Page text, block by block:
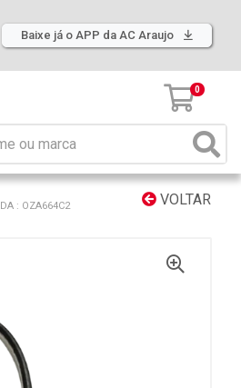
Baixe já o APP da AC Araujo
0
VOLTAR
: OZA664C2